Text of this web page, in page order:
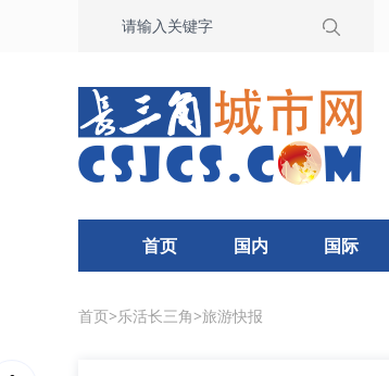
首页 国内 国际
首页>乐活长三角>旅游快报